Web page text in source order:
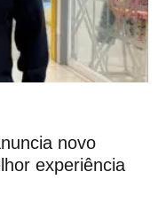
novo
experiência